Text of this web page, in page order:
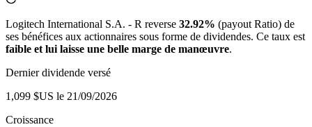
Logitech International S.A. - R reverse 32.92% (payout Ratio) de
ses bénéfices aux actionnaires sous forme de dividendes. Ce taux est
faible et lui laisse une belle marge de manœuvre.
Dernier dividende versé
1,099 $US le 21/09/2026
Croissance